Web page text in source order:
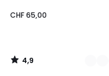
CHF 65,00
4,9
/